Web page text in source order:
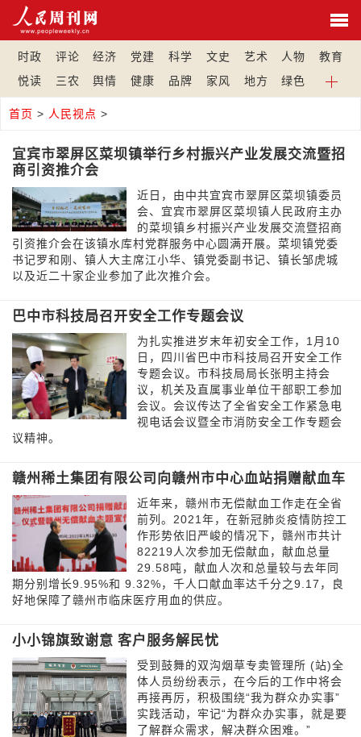
时政 评论 经济 党建 科学 文史 艺术 人物
教育
悦读
三农 舆情 健康 品牌 家风 地方 绿色
首页 > 人民视点 >
宜宾市翠屏区菜坝镇举行乡村振兴产业发展交流暨招
商引资推介会
近日，由中共宜宾市翠屏区菜坝镇委员
会、宜宾市翠屏区菜坝镇人民政府主办
的菜坝镇乡村振兴产业发展交流暨招商
引资推介会在该镇水库村党群服务中心圆满开展。菜坝镇党委
书记罗和刚、镇人大主席江小华、镇党委副书记、镇长邹虎城
以及近二十家企业参加了此次推介会。
巴中市科技局召开安全工作专题会议
为扎实推进岁末年初安全工作，1月10
日，四川省巴中市科技局召开安全工作
专题会议。市科技局局长张明主持会
议，机关及直属事业单位干部职工参加
会议。会议传达了全省安全工作紧急电
视电话会议暨全市消防安全工作专题会
议精神。
赣州稀土集团有限公司向赣州市中心血站捐赠献血车
近年来，赣州市无偿献血工作走在全省
前列。2021年，在新冠肺炎疫情防控工
作形势依旧严峻的情况下，赣州市共计
82219人次参加无偿献血，献血总量
29.58吨，献血人次和总量较与去年同
期分别增长9.95%和 9.32%，千人口献血率达千分之9.17，良
好地保障了赣州市临床医疗用血的供应。
小小锦旗致谢意 客户服务解民忧
受到鼓舞的双沟烟草专卖管理所 (站)全
体人员纷纷表示，在今后的工作中将会
再接再厉，积极围绕“我为群众办实事”
实践活动，牢记“为群众办实事，就是要
了解群众需求，解决群众困难。”